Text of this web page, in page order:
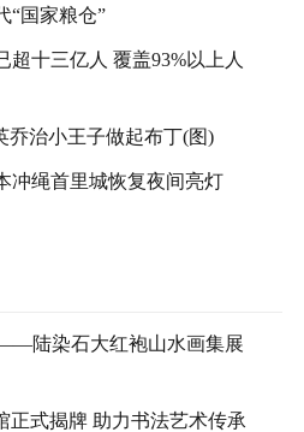
“国家粮仓”
超十三亿人 覆盖93%以上人
乔治小王子做起布丁(图)
冲绳首里城恢复夜间亮灯
陆染石大红袍山水画集展
正式揭牌 助力书法艺术传承